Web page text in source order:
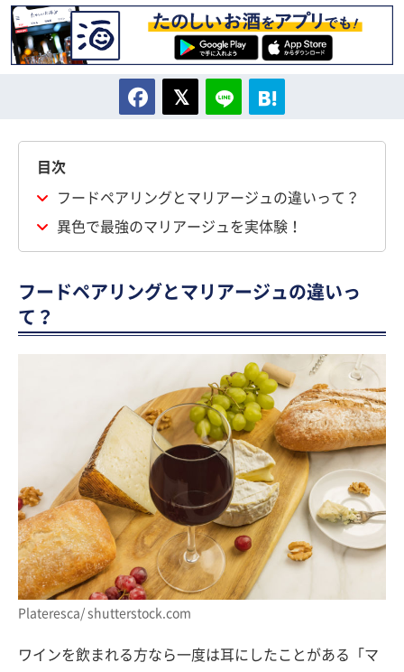
目次
フードペアリングとマリアージュの違いって？
異色で最強のマリアージュを実体験！
フードペアリングとマリアージュの違いっ
て？
Plateresca/ shutterstock.com
ワインを飲まれる方なら一度は耳にしたことがある「マ